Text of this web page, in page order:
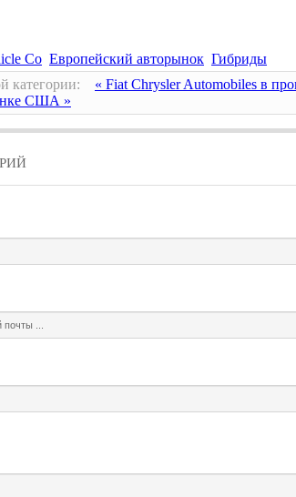
Co Европейский авторынок Гибриды
категории:
« Fiat Chrysler Automobiles в
США »